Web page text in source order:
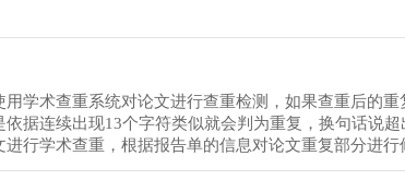
学术查重系统对论文进行查重检测，如果查重后的重
据连续出现13个字符类似就会判为重复，换句话说超
行学术查重，根据报告单的信息对论文重复部分进行